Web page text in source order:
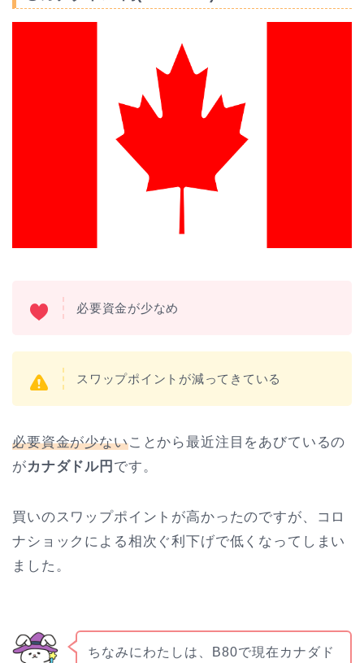
必要資金が少なめ
スワップポイントが減ってきている
必要資金が少ないことから最近注目をあびているの
がカナダドル円 です。
買いのスワップポイントが高かったのですが、コロ
ナショックによる相次ぐ利下げで低くなってしまい
ました。
ちなみにわたしは、B80で現在カナダド